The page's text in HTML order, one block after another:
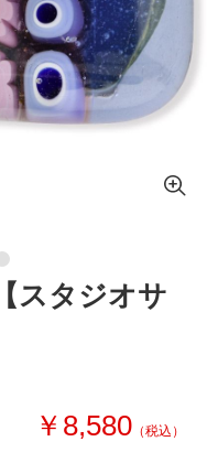
スタジオサ
￥8,580 （税込）